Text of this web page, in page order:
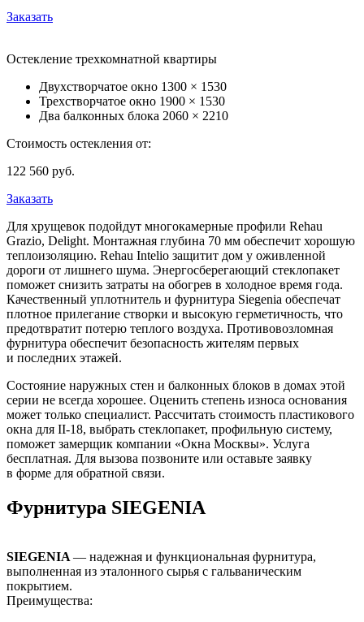
Заказать
Остекление трехкомнатной квартиры
Двухстворчатое окно 1300 × 1530
Трехстворчатое окно 1900 × 1530
Два балконных блока 2060 × 2210
Стоимость остекления от:
122 560 руб.
Заказать
Для хрущевок подойдут многокамерные профили Rehau
Grazio, Delight. Монтажная глубина 70 мм обеспечит хорошую
теплоизоляцию. Rehau Intelio защитит дом у оживленной
дороги от лишнего шума. Энергосберегающий стеклопакет
поможет снизить затраты на обогрев в холодное время года.
Качественный уплотнитель и фурнитура Siegenia обеспечат
плотное прилегание створки и высокую герметичность, что
предотвратит потерю теплого воздуха. Противовозломная
фурнитура обеспечит безопасность жителям первых
и последних этажей.
Состояние наружных стен и балконных блоков в домах этой
серии не всегда хорошее. Оценить степень износа основания
может только специалист. Рассчитать стоимость пластикового
окна для II-18, выбрать стеклопакет, профильную систему,
поможет замерщик компании «Окна Москвы». Услуга
бесплатная. Для вызова позвоните или оставьте заявку
в форме для обратной связи.
Фурнитура SIEGENIA
SIEGENIA — надежная и функциональная фурнитура,
выполненная из эталонного сырья с гальваническим
покрытием.
Преимущества: